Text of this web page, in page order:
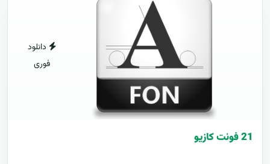
دانلود
فوری
21 فونت کازيو